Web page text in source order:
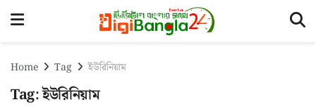
Home Tag ইউরিনিয়াম
Tag:ইউরিনিয়াম